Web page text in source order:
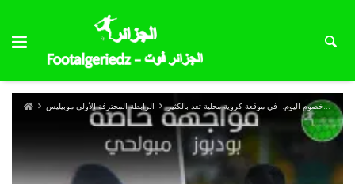
الرابطة المحترفة الأولى موبيليس أصدقاء الأمس خصوم اليوم.. في موقعة كروية محلية تعد بالكثير